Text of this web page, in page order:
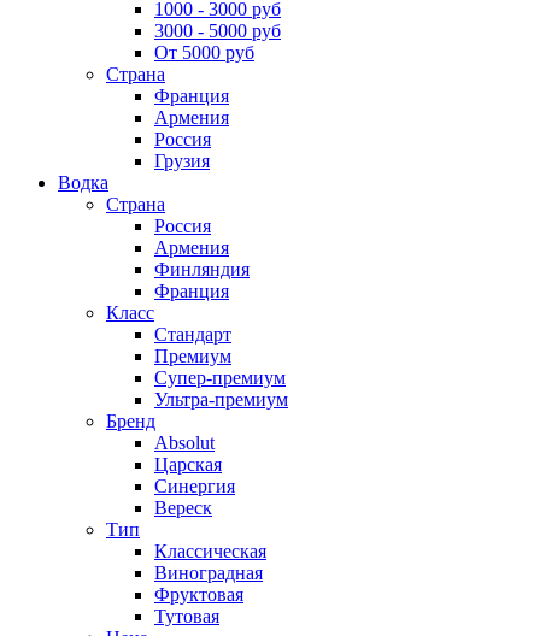
1000 - 3000 руб
3000 - 5000 руб
От 5000 руб
Страна
Франция
Армения
Россия
Грузия
Водка
Страна
Россия
Армения
Финляндия
Франция
Класс
Стандарт
Премиум
Супер-премиум
Ультра-премиум
Бренд
Absolut
Царская
Синергия
Вереск
Тип
Классическая
Виноградная
Фруктовая
Тутовая